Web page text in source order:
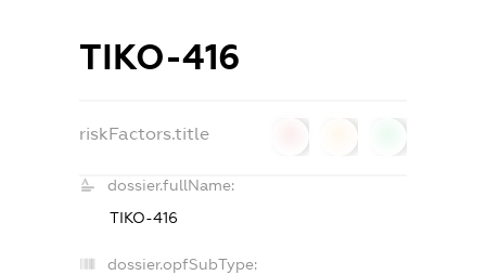
ТІКО-416
riskFactors.title
dossier.fullName:
ТІКО-416
dossier.opfSubType: